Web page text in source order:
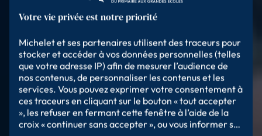
Michelet et ses partenaires utilisent des traceurs pour
stocker et accéder à vos données personnelles (telles
que votre adresse IP) afin de mesurer l’audience de
nos contenus, de personnaliser les contenus et les
services. Vous pouvez exprimer votre consentement à
ces traceurs en cliquant sur le bouton « tout accepter
», les refuser en fermant cette fenêtre à l’aide de la
croix « continuer sans accepter », ou vous informer sur